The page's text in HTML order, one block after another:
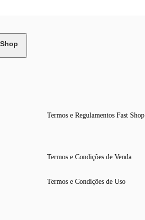
Termos e Regulamentos Fast Shop
Termos e Condições de Venda
Termos e Condições de Uso